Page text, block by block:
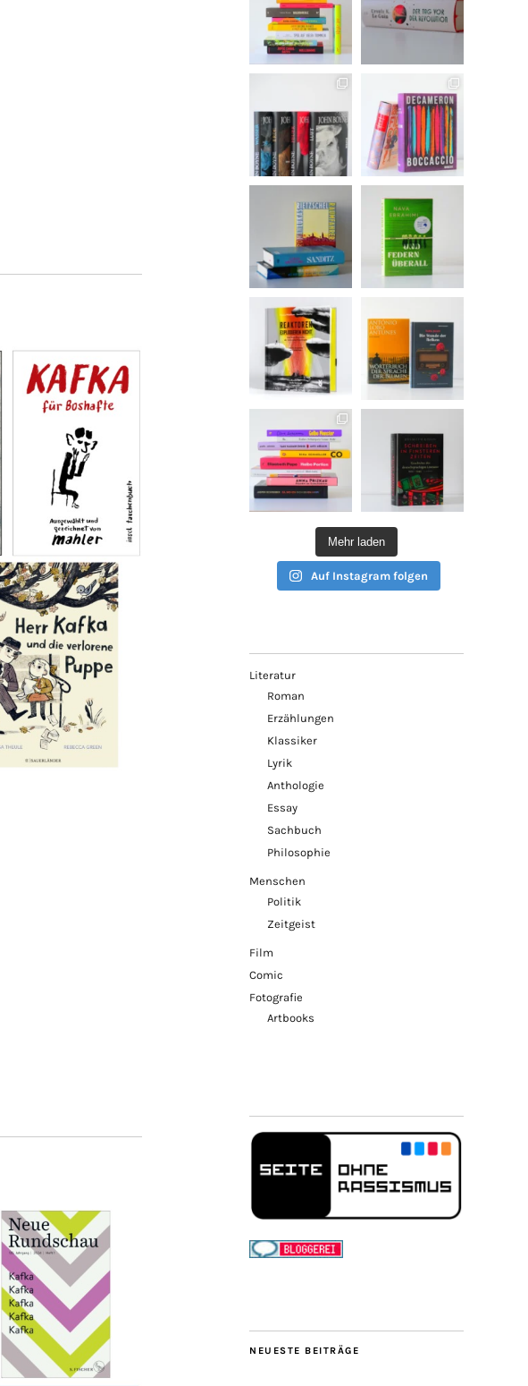
Mehr laden
Auf Instagram folgen
Literatur
Roman
Erzählungen
Klassiker
Lyrik
Anthologie
Essay
Sachbuch
Philosophie
Menschen
Politik
Zeitgeist
Film
Comic
Fotografie
Artbooks
NEUESTE BEITRÄGE